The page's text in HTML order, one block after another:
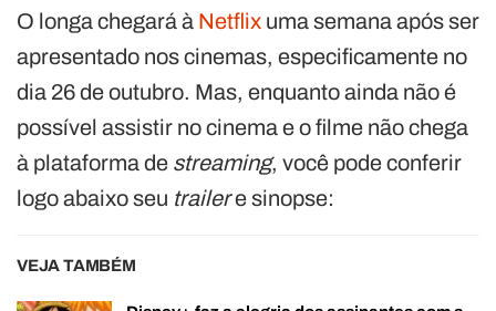
O longa chegará à Netflix uma semana após ser
apresentado nos cinemas, especificamente no
dia 26 de outubro. Mas, enquanto ainda não é
possível assistir no cinema e o filme não chega
à plataforma de streaming, você pode conferir
logo abaixo seu trailere sinopse:
VEJA TAMBÉM